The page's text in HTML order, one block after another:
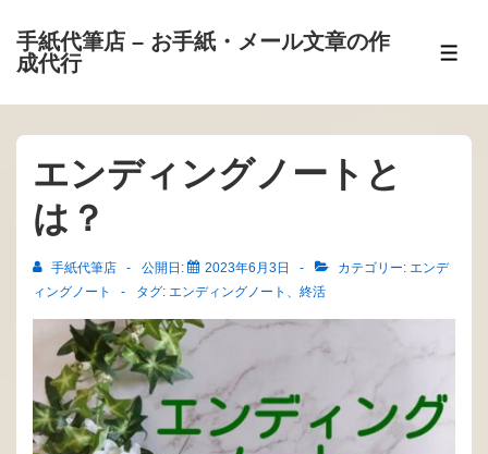
ン
手紙代筆店 – お手紙・メール文章の作
成代行
メ
エンディングノートと
は？
手紙代筆店 公開日: 2023年6月3日 カテゴリー: エンデ
ィングノート
タグ: エンディングノート 、 終活